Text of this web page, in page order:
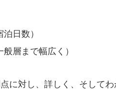
日数）
層まで幅広く）
に対し、詳しく、そしてわ